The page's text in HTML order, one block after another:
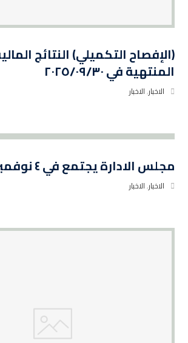
(الإفصاح التكميلي) النتائج
المنتهية في ٢٠٢٥/٠٩/٣٠
الاخبار,الاخبار
مجلس الادارة يجتمع في ٤ نوفمبر ٢٠٢٥
الاخبار,الاخبار